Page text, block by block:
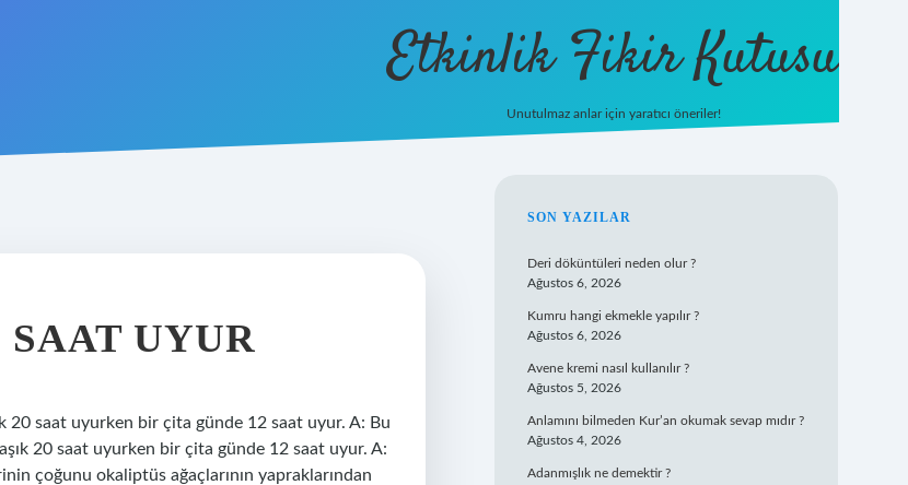
Etkinlik Fikir Kutusu
Unutulmaz anlar için yaratıcı öneriler!
UYUR
20 saat uyurken bir çita günde 12 saat uyur. A: Bu
20 saat uyurken bir çita günde 12 saat uyur. A:
çoğunu okaliptüs ağaçlarının yapraklarından
SIDEBAR
SON YAZILAR
Deri döküntüleri neden olur ?
Ağustos 6, 2026
Kumru hangi ekmekle yapılır ?
Ağustos 6, 2026
Avene kremi nasıl kullanılır ?
Ağustos 5, 2026
Anlamını bilmeden Kur’an okumak sevap mıdır ?
Ağustos 4, 2026
Adanmışlık ne demektir ?